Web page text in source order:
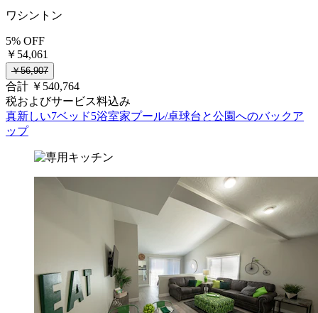
ワシントン
5% OFF
￥54,061
￥56,907
合計 ￥540,764
税およびサービス料込み
真新しい7ベッド5浴室家プール/卓球台と公園へのバックア
ップ